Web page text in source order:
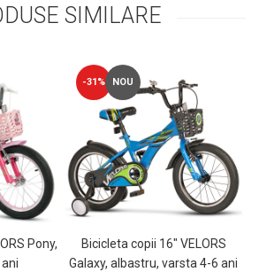
SIMILARE
Pony,
-31% NOU
Bicicleta copii 16" VELORS
Galaxy, albastru, varsta 4-6 ani